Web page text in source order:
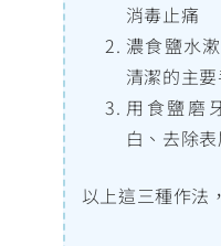
消毒止痛
濃食鹽水
清潔的主
用食鹽磨
白、去除
以上這三種作法